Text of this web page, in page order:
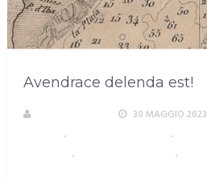
Avendrace delenda est!
30 MAGGIO 2023
, ,
, ,